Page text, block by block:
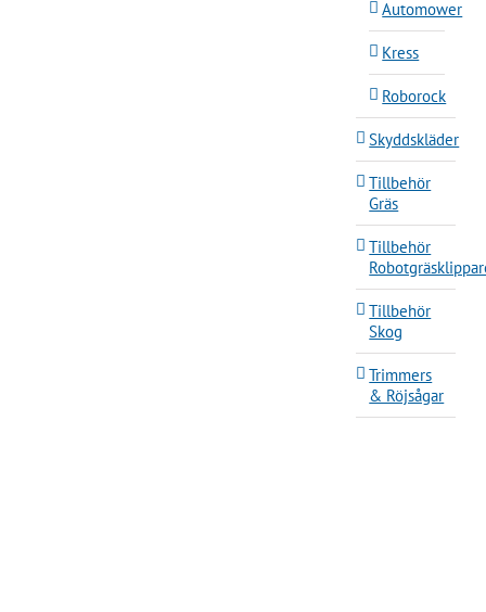
Automower
Kress
Roborock
Skyddskläder
Tillbehör
Gräs
Tillbehör
Tillbehör
Skog
Trimmers
& Röjsågar